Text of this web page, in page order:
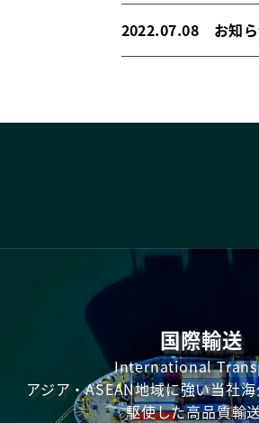
2022.07.08 お知
国際輸送
International
アジア・ASEAN地域に強い当社
駆使した高品質輸